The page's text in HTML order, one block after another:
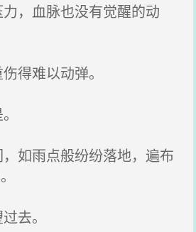
，血脉也没有觉醒的动
得难以动弹。
如雨点般纷纷落地，遍布
去。